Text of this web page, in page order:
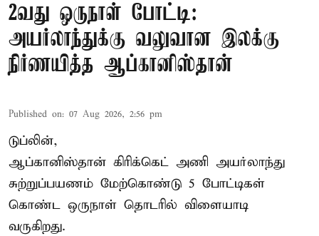
2வது ஒருநாள் போட்டி:
அயர்லாந்துக்கு வலுவான இலக்கு
நிர்ணயித்த ஆப்கானிஸ்தான்
Published on: 07 Aug 2026, 2:56 pm
டுப்லின்,
ஆப்கானிஸ்தான் கிரிக்கெட் அணி அயர்லாந்து
சுற்றுப்பயணம் மேற்கொண்டு 5 போட்டிகள்
கொண்ட ஒருநாள் தொடரில் விளையாடி
வருகிறது.